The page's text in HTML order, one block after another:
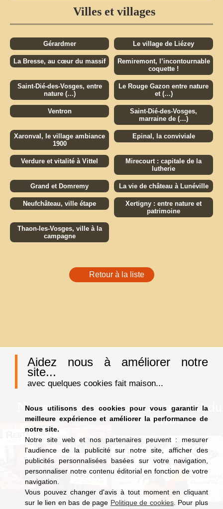
Aidez nous à améliorer notre
site...
avec quelques cookies fait maison...
Nous utilisons des cookies pour vous garantir la
meilleure expérience et améliorer la performance de
notre site.
Notre site web et nos partenaires peuvent : mesurer
l'audience de la publicité sur notre site, afficher des
publicités personnalisées basées sur votre navigation,
personnaliser notre contenu éditorial en fonction de votre
navigation.
Vous pouvez changer d'avis à tout moment en cliquant
sur le lien en bas de page Politique de cookies. Pour plus
Villes et villages
Gérardmer Le village de Liézey
La Bresse, au cœur du massif
Remiremont, l’incontournable
coquette !
Saint-Dié-des-Vosges, entre
nature (…)
Le Rouge Gazon entre nature
et (…)
Ventron
Saint-Dié-des-Vosges,
marraine de (…)
Xaronval, le village ambiance
1900
Epinal, la conviviale
Verdure et vitalité à Vittel
Mirecourt : capitale de la
lutherie
Grand et Domremy La vie de château à Lunéville
Neufchâteau, ville étape
Xertigny : entre nature et
patrimoine
Thaon-les-Vosges, ville à la
campagne
Retour à la liste
Notre auberge
Vente de produit du
terroir